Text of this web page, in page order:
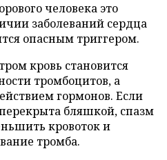
человека это
заболеваний сердца
опасным триггером.
кровь становится
тромбоцитов, а
гормонов. Если
бляшкой, спазм
кровоток и
тромба.